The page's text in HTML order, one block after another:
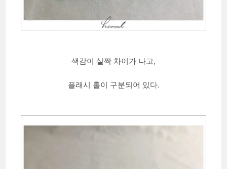
색감이 살짝 차이가 나고,
플래시 홀이 구분되어 있다.